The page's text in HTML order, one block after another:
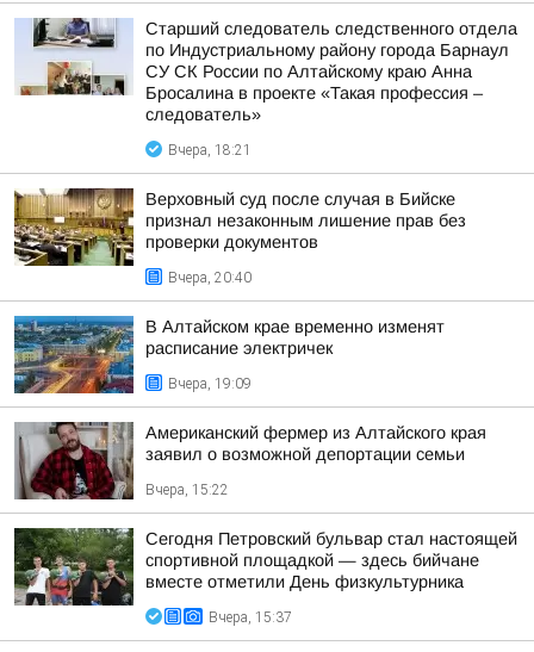
Старший следователь следственного отдела
по Индустриальному району города Барнаул
СУ СК России по Алтайскому краю Анна
Бросалина в проекте «Такая профессия –
следователь»
Вчера, 18:21
Верховный суд после случая в Бийске
признал незаконным лишение прав без
проверки документов
Вчера, 20:40
В Алтайском крае временно изменят
расписание электричек
Вчера, 19:09
Американский фермер из Алтайского края
заявил о возможной депортации семьи
Вчера, 15:22
Сегодня Петровский бульвар стал настоящей
спортивной площадкой — здесь бийчане
вместе отметили День физкультурника
Вчера, 15:37